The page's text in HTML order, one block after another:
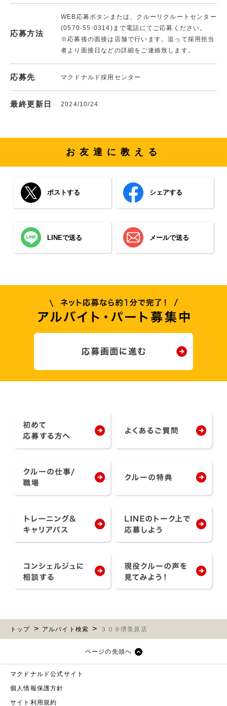
応募方法
WEB応募ボタンまたは、クルーリクルートセンター
(0570-55-0314)まで電話にてご応募ください。
※応募後の面接は店舗で行います。追って採用担当
者より面接日などの詳細をご連絡致します。
応募先 マクドナルド採用センター
最終更新日 2024/10/24
お友達に教える
ポストする シェアする
LINEで送る メールで送る
トップ アルバイト検索 ３０９堺美原店
ページの先頭へ
マクドナルド公式サイト
個人情報保護方針
サイト利用規約